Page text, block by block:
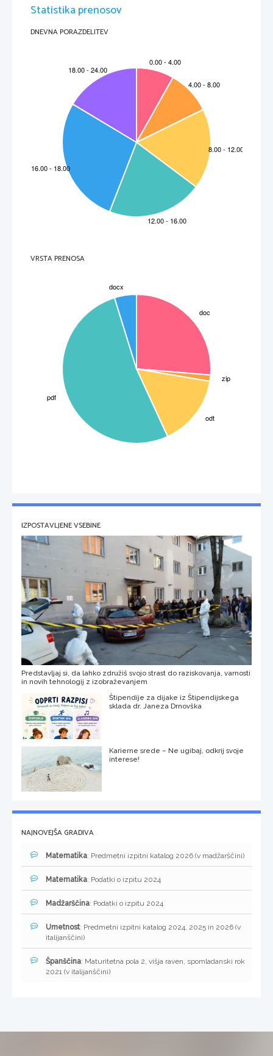
Statistika prenosov
DNEVNA PORAZDELITEV
VRSTA PRENOSA
IZPOSTAVLJENE VSEBINE
Predstavljaj si, da lahko združiš svojo strast do raziskovanja, varnosti
in novih tehnologij z izobraževanjem
Štipendije za dijake iz Štipendijskega
sklada dr. Janeza Drnovška
Karierne srede – Ne ugibaj, odkrij svoje
interese!
NAJNOVEJŠA GRADIVA
Matematika: Predmetni izpitni katalog 2026 (v madžarščini)
Matematika: Podatki o izpitu 2024
Madžarščina: Podatki o izpitu 2024
Umetnost: Predmetni izpitni katalog 2024, 2025 in 2026 (v
italijanščini)
Španščina: Maturitetna pola 2, višja raven, spomladanski rok
2021 (v italijanščini)